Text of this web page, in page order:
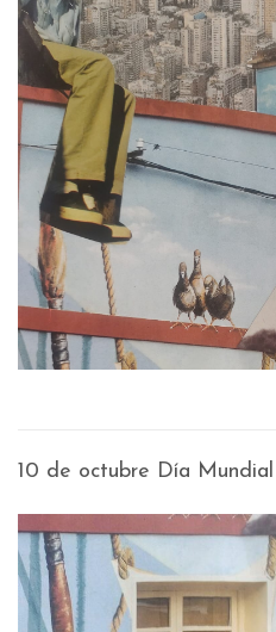
10 de octubre Día